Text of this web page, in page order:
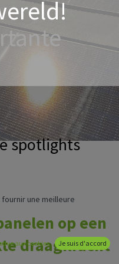
op een
draagkracht
spotlights
une meilleure
aux cookies Je suis d'accord